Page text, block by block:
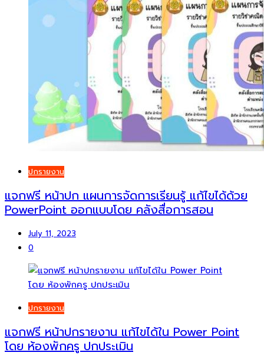
ปกรายงาน
แจกฟรี หน้าปก แผนการจัดการเรียนรู้ แก้ไขได้ด้วย
PowerPoint ออกแบบโดย คลังสื่อการสอน
July 11, 2023
0
ปกรายงาน
แจกฟรี หน้าปกรายงาน แก้ไขได้ใน Power Point
โดย ห้องพักครู ปกประเมิน